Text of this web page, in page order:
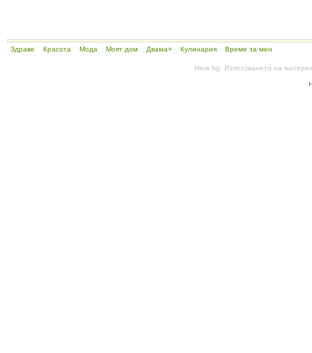
Здраве Красота Мода Моят дом Двама+ Кулинария Време за мен
Hera.bg. Използването на